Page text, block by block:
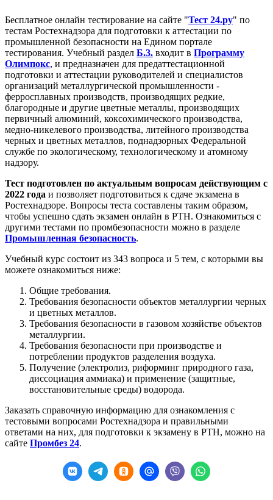
Бесплатное онлайн тестирование на сайте "Тест 24.ру" по
тестам Ростехнадзора для подготовки к аттестации по
промышленной безопасности на Едином портале
тестирования. Учебный раздел Б.3. входит в Программу
Олимпокс, и предназначен для предаттестационной
подготовки и аттестации руководителей и специалистов
организаций металлургической промышленности -
ферросплавных производств, производящих редкие,
благородные и другие цветные металлы, производящих
первичный алюминий, коксохимического производства,
медно-никелевого производства, литейного производства
черных и цветных металлов, поднадзорных Федеральной
службе по экологическому, технологическому и атомному
надзору.
Тест подготовлен по актуальным вопросам действующим с
2022 года и позволяет подготовиться к сдаче экзамена в
Ростехнадзоре. Вопросы теста составлены таким образом,
чтобы успешно сдать экзамен онлайн в РТН. Ознакомиться с
другими тестами по промбезопасности можно в разделе
Промышленная безопасность.
Учебный курс состоит из 343 вопроса и 5 тем, с которыми вы
можете ознакомиться ниже:
Общие требования.
Требования безопасности объектов металлургии черных
и цветных металлов.
Требования безопасности в газовом хозяйстве объектов
металлургии.
Требования безопасности при производстве и
потреблении продуктов разделения воздуха.
Получение (электролиз, риформинг природного газа,
диссоциация аммиака) и применение (защитные,
восстановительные среды) водорода.
Заказать справочную информацию для ознакомления с
тестовыми вопросами Ростехнадзора и правильными
ответами на них, для подготовки к экзамену в РТН, можно на
сайте Промбез 24.